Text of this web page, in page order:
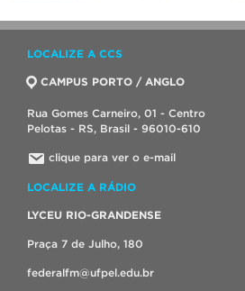
LOCALIZE A CCS
CAMPUS PORTO / ANGLO
Rua Gomes Carneiro, 01 - Centro
Pelotas - RS, Brasil - 96010-610
clique para ver o e-mail
LOCALIZE A RÁDIO
LYCEU RIO-GRANDENSE
Praça 7 de Julho, 180
federalfm@ufpel.edu.br